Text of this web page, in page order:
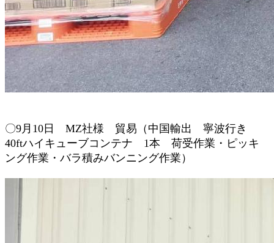
〇9月10 日 MZ社様 貿易（ 中国輸出 寧波行き
40ftハイキューブコンテナ 1本 荷受作業・ ピッキ
ング作業 ・バラ積みバンニング作業 ）